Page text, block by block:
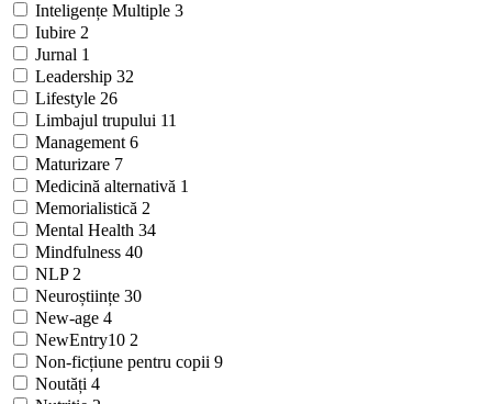
Inteligențe Multiple 3
Iubire 2
Jurnal 1
Leadership 32
Lifestyle 26
Limbajul trupului 11
Management 6
Maturizare 7
Medicină alternativă 1
Memorialistică 2
Mental Health 34
Mindfulness 40
NLP 2
Neuroștiințe 30
New-age 4
NewEntry10 2
Non-ficțiune pentru copii 9
Noutăți 4